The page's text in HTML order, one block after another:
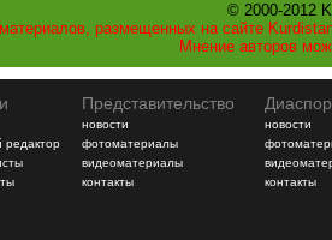
© 2000-2012
размещенных на сайте
Мнение авторов
редактор
Представительство
новости
фотоматериалы
видеоматериалы
контакты
новости
контакты